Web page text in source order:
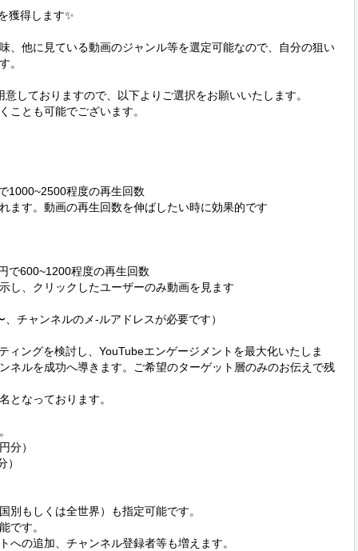
獲得します✨
、他に見ている動画のジャンル等を選定可能なので、自分の狙い
。
しておりますので、以下よりご選択をお願いいたします。
ことも可能でございます。
1000~2500程度の再生回数
ます。動画の再生回数を伸ばしたい時に効果的です
で600~1200程度の再生回数
し、クリックしたユーザーのみ動画を見ます
チャンネルのメ-ルアドレスが必要です）
ィングを検討し、YouTubeエンゲージメントを最大化いたしま
ネルを成功へ導きます。ご希望のターゲット層のみのお伝えで残
となっております。
分）
別もしくは全世界）も指定可能です。
です。
への追加、チャンネル登録者等も増えます。